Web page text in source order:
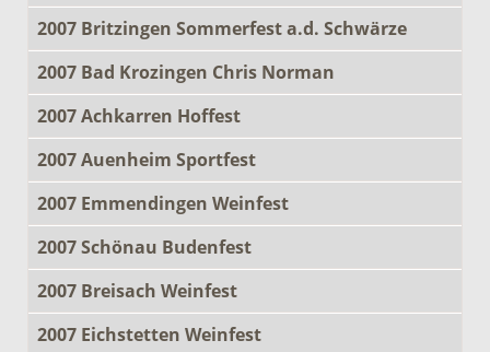
2007 Britzingen Sommerfest a.d. Schwärze
2007 Bad Krozingen Chris Norman
2007 Achkarren Hoffest
2007 Auenheim Sportfest
2007 Emmendingen Weinfest
2007 Schönau Budenfest
2007 Breisach Weinfest
2007 Eichstetten Weinfest